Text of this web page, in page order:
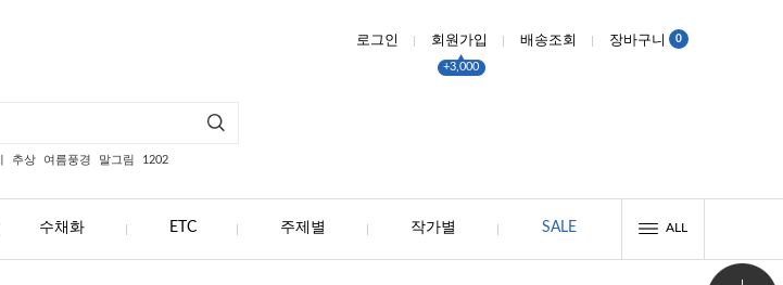
로그인 회원가입
+3,000
배송조회 장바구니 0
추상 여름풍경 말그림 1202
수채화 ETC 주제별 작가별 SALE ALL